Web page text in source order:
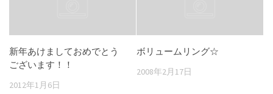
新年あけましておめでとう
ございます！！
2012年1月6日
ボリュームリング☆
2008年2月17日